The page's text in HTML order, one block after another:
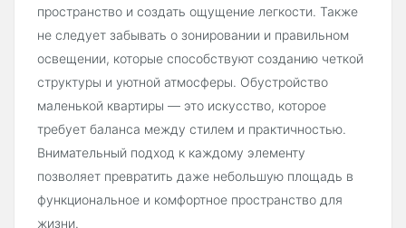
пространство и создать ощущение легкости. Также
не следует забывать о зонировании и правильном
освещении, которые способствуют созданию четкой
структуры и уютной атмосферы. Обустройство
маленькой квартиры — это искусство, которое
требует баланса между стилем и практичностью.
Внимательный подход к каждому элементу
позволяет превратить даже небольшую площадь в
функциональное и комфортное пространство для
жизни.